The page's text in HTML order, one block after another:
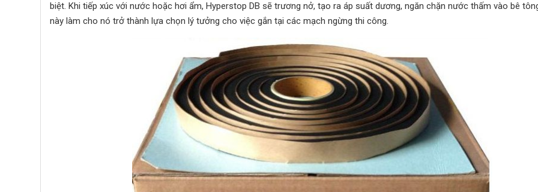
biệt. Khi tiếp xúc với nước hoặc hơi ẩm, Hyperstop DB sẽ trương nở, tạo ra áp suất dương, ngăn chặn nước thấm vào bê
này làm cho nó trở thành lựa chọn lý tưởng cho việc gắn tại các mạch ngừng thi công.